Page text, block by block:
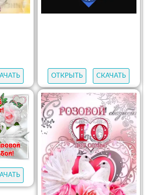
ОТКРЫТЬ СКАЧАТЬ